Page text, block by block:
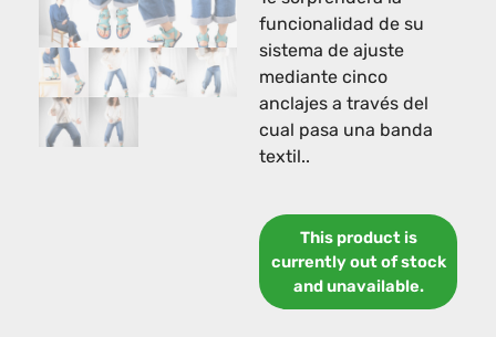
funcionalidad de su
sistema de ajuste
mediante cinco
anclajes a través del
cual pasa una banda
textil..
This product is
currently out of stock
and unavailable.